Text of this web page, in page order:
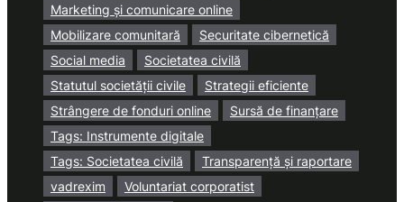
Marketing și comunicare online
Mobilizare comunitară
Securitate cibernetică
Social media
Societatea civilă
Statutul societății civile
Strategii eficiente
Strângere de fonduri online
Sursă de finanțare
Tags: Instrumente digitale
Tags: Societatea civilă
Transparență și raportare
vadrexim
Voluntariat corporatist